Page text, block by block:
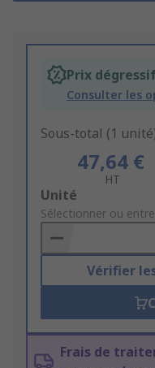
Prix
Consulter les
Sous-total (1
47,64 €
HT
Add
to
Basket
Unité
Sélectionner ou
Vérifier
Frais de